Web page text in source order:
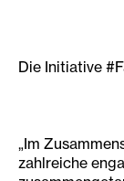
Die Initiative
„Im
zahlreiche